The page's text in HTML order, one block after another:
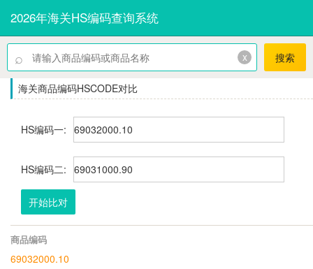
2026年海关HS编码查询系统
⌕ x 搜索
海关商品编码HSCODE对比
HS编码一:
HS编码二:
开始比对
商品编码
69032000.10